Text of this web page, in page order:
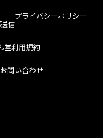
プライバシーポリシー
信
堂利用規約
お問い合わせ